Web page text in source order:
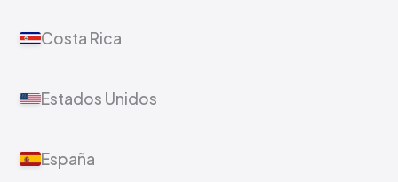
Costa Rica
Estados Unidos
España